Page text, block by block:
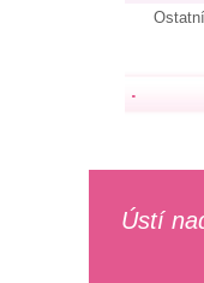
Ostatní
.
Ústí